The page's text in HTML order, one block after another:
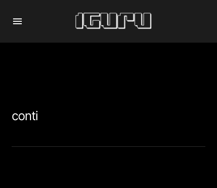
conti